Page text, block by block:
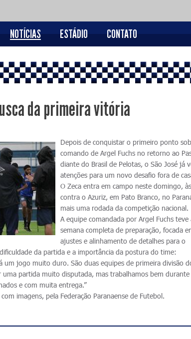
NOTÍCIAS ESTÁDIO CONTATO
da primeira vitória
Depois de conquistar o primeiro ponto
comando de Argel Fuchs no retorno ao
diante do Brasil de Pelotas, o São José já
atenções para um novo desafio fora de
O Zeca entra em campo neste domingo,
contra o Azuriz, em Pato Branco, no
mais uma rodada da competição nacional.
A equipe comandada por Argel Fuchs teve
semana completa de preparação, focada
ajustes e alinhamento de detalhes para o
da partida e a importância da postura do time:
um jogo muito duro. São duas equipes de primeira divisão
uma partida muito disputada, mas trabalhamos bem durante
e com muita entrega.”
imagens, pela Federação Paranaense de Futebol.